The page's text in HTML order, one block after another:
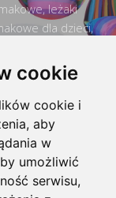
cookie
cookie i
aby
w
umożliwić
serwisu,
leżaki
dla dzieci,
hamaki